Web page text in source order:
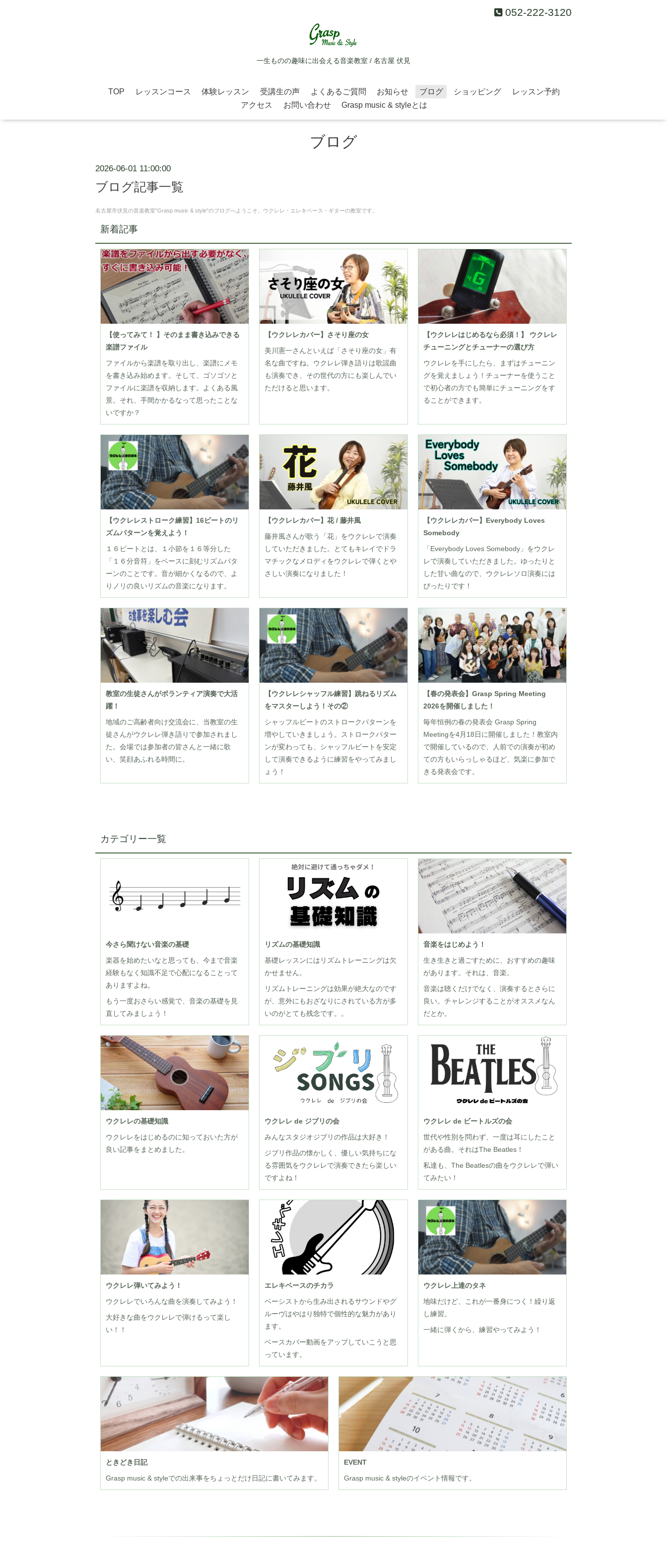
052-222-3120
一生ものの趣味に出会える音楽教室 / 名古屋 伏見
TOP レッスンコース 体験レッスン 受講生の声 よくあるご質問 お知らせ ブログ ショッピング
レッスン予約
アクセス
お問い合わせ Grasp music & styleとは
ブログ
2026-06-01 11:00:00
ブログ記事一覧
名古屋市伏見の音楽教室"Grasp music & style"のブログへようこそ。ウクレレ・エレキベース・ギターの教室です。
新着記事
【使ってみて！ 】そのまま書き込みできる
楽譜ファイル
ファイルから楽譜を取り出し、楽譜にメモ
を書き込み始めます。そして、ゴソゴソと
ファイルに楽譜を収納します。よくある風
景。それ、手間かかるなって思ったことな
いですか？
【ウクレレカバー】さそり座の女
美川憲一さんといえば「さそり座の女」有
名な曲ですね。ウクレレ弾き語りは歌謡曲
も演奏でき、その世代の方にも楽しんでい
ただけると思います。
【ウクレレはじめるなら必須！】 ウクレレ
チューニングとチューナーの選び方
ウクレレを手にしたら、まずはチューニン
グを覚えましょう！チューナーを使うこと
で初心者の方でも簡単にチューニングをす
ることができます。
【ウクレレストローク練習】16ビートのリ
ズムパターンを覚えよう！
１６ビートとは、１小節を１６等分した
「１６分音符」をベースに刻むリズムパタ
ーンのことです。音が細かくなるので、よ
りノリの良いリズムの音楽になります。
【ウクレレカバー】花 / 藤井風
藤井風さんが歌う「花」をウクレレで演奏
していただきました。とてもキレイでドラ
マチックなメロディをウクレレで弾くとや
さしい演奏になりました！
【ウクレレカバー】Everybody Loves
Somebody
「Everybody Loves Somebody」をウクレ
レで演奏していただきました。ゆったりと
した甘い曲なので、ウクレレソロ演奏には
ぴったりです！
教室の生徒さんがボランティア演奏で大活
躍！
地域のご高齢者向け交流会に、当教室の生
徒さんがウクレレ弾き語りで参加されまし
た。会場では参加者の皆さんと一緒に歌
い、笑顔あふれる時間に。
【ウクレレシャッフル練習】跳ねるリズム
をマスターしよう！その②
シャッフルビートのストロークパターンを
増やしていきましょう。ストロークパター
ンが変わっても、シャッフルビートを安定
して演奏できるように練習をやってみまし
ょう！
【春の発表会】Grasp Spring Meeting
2026を開催しました！
毎年恒例の春の発表会 Grasp Spring
Meetingを4月18日に開催しました！教室内
で開催しているので、人前での演奏が初め
ての方もいらっしゃるほど、気楽に参加で
きる発表会です。
カテゴリー一覧
今さら聞けない音楽の基礎
楽器を始めたいなと思っても、今まで音楽
経験もなく知識不足で心配になることって
ありますよね。
もう一度おさらい感覚で、音楽の基礎を見
直してみましょう！
リズムの基礎知識
基礎レッスンにはリズムトレーニングは欠
かせません。
リズムトレーニングは効果が絶大なのです
が、意外にもおざなりにされている方が多
いのがとても残念です。。
音楽をはじめよう！
生き生きと過ごすために、おすすめの趣味
があります。それは、音楽。
音楽は聴くだけでなく、演奏するとさらに
良い。チャレンジすることがオススメなん
だとか。
ウクレレの基礎知識
ウクレレをはじめるのに知っておいた方が
良い記事をまとめました。
ウクレレ de ジブリの会
みんなスタジオジブリの作品は大好き！
ジブリ作品の懐かしく、優しい気持ちにな
る雰囲気をウクレレで演奏できたら楽しい
ですよね！
ウクレレ de ビートルズの会
世代や性別を問わず、一度は耳にしたこと
がある曲。それはThe Beatles！
私達も、The Beatlesの曲をウクレレで弾い
てみたい！
ウクレレ弾いてみよう！
ウクレレでいろんな曲を演奏してみよう！
大好きな曲をウクレレで弾けるって楽し
い！！
エレキベースのチカラ
ベーシストから生み出されるサウンドやグ
ルーヴはやはり独特で個性的な魅力があり
ます。
ベースカバー動画をアップしていこうと思
っています。
ウクレレ上達のタネ
地味だけど、これが一番身につく！繰り返
し練習。
一緒に弾くから、練習やってみよう！
ときどき日記
Grasp music & styleでの出来事をちょっとだけ日記に書いてみます。
EVENT
Grasp music & styleのイベント情報です。